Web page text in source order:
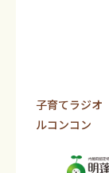
子育てラジオ
ルコンコン